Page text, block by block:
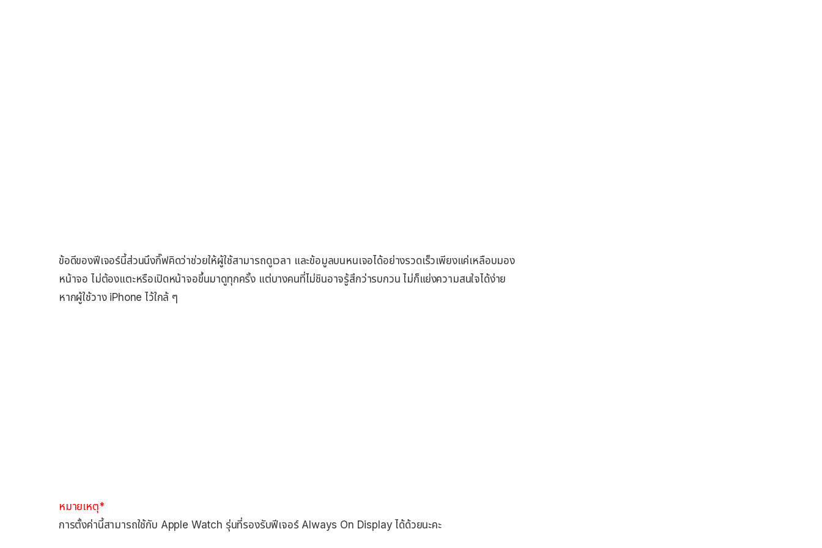
ข้อดีของฟีเจอร์นี้ส่วนนึงกิ๊ฟคิดว่าช่วยให้ผู้ใช้สามารถดูเวลา และข้อมูลบนหนเจอได้อย่างรวดเร็วเพียงแค่เหลือบมอง
หน้าจอ ไม่ต้องแตะหรือเปิดหน้าจอขึ้นมาดูทุกครั้ง แต่บางคนที่ไม่ชินอาจรู้สึกว่ารบกวน ไม่ก็แย่งความสนใจได้ง่าย
หากผู้ใช้วาง iPhone ไว้ใกล้ ๆ
หมายเหตุ*
การตั้งค่านี้สามารถใช้กับ Apple Watch รุ่นที่รองรับฟีเจอร์ Always On Display ได้ด้วยนะคะ